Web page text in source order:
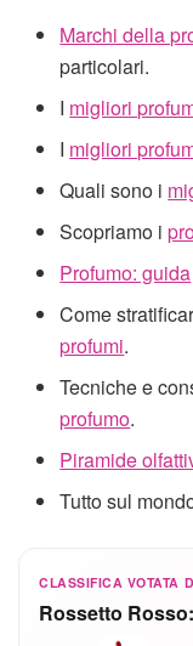
Marchi della
particolari.
I migliori
I migliori
Quali sono i
Scopriamo i
Profumo: guida
Come
profumi.
Tecniche e
profumo.
Piramide
Tutto sul
CLASSIFICA VOTATA
Rossetto